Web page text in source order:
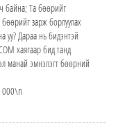
байна; Та бөөрийг
бөөрийг зарж борлуулах
уу? Дараа нь бидэнтэй
хаягаар бид танд
манай эмнэлэгт бөөрний
000\n